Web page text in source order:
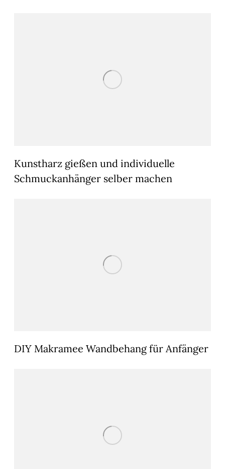
Kunstharz gießen und individuelle
Schmuckanhänger selber machen
DIY Makramee Wandbehang für Anfänger